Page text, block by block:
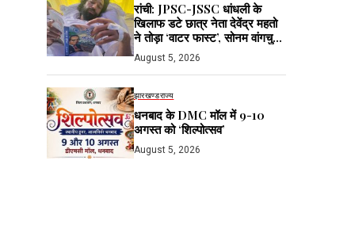
रांची: JPSC-JSSC धांधली के
खिलाफ डटे छात्र नेता देवेंद्र महतो
ने तोड़ा ‘वाटर फास्ट’, सोनम वांगचुक
से लाइव बात के बाद मानी अपील; भूख
हड़ताल जारी
August 5, 2026
झारखण्डराज्य
धनबाद के DMC मॉल में 9-10
अगस्त को ‘शिल्पोत्सव’
August 5, 2026